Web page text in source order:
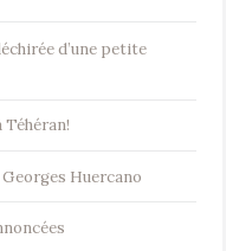
d’une petite
Téhéran!
Huercano